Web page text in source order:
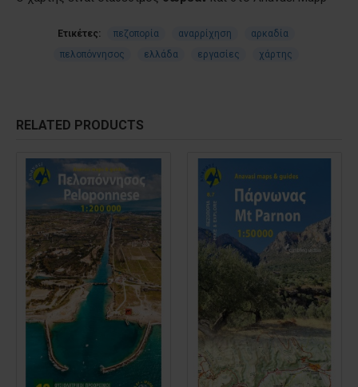
Ετικέτες: πεζοπορία αναρρίχηση
αρκαδία
πελοπόννησος
ελλάδα εργασίες χάρτης
RELATED PRODUCTS